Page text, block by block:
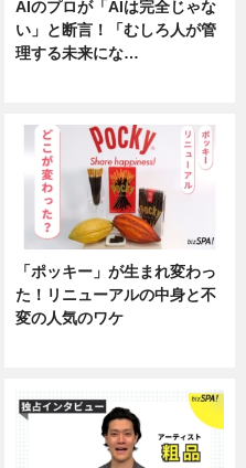
AIのプロが「AIは完全じゃな
い」と断言！「むしろ人が管
理する未来にな…
「ポッキー」が生まれ変わっ
た！リニューアルの中身と不
変の人気のワケ